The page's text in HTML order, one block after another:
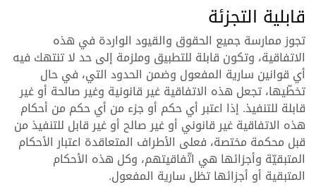
قابلية التجزئة
تجوز ممارسة جميع الحقوق والقيود الواردة في هذه
الاتفاقية، وتكون قابلة للتطبيق وملزمة إلى حد لا تنتهك فيه
أي قوانين سارية المفعول وضمن الحدود التي، في حال
تخطّيها، تجعل هذه الاتفاقية غير قانونية وغير صالحة أو غير
قابلة للتنفيذ. إذا اعتبر أي حكم أو جزء من أي حكم من أحكام
هذه الاتفاقية غير قانوني أو غير صالح أو غير قابل للتنفيذ من
قبل محكمة مختصة، فعلى الأطراف المتعاقدة اعتبار الأحكام
المتبقيّة وأجزائها هي اتّفاقيتهم، وكل هذه الأحكام
المتبقية أو أجزائها تظل سارية المفعول.